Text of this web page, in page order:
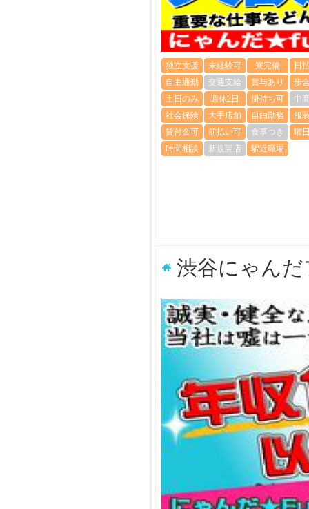
独立支援 未経験可 寮完備
日
自由通勤
交通支給 賞与あり
歩
土日のみ
週休2日 掛持ち可
中
社会保険
大手店舗 自由勤務
服
貸付金可
前払い可 食事つき
曜
時間相談
新規開店 駅近職場
渋谷にゃんだ